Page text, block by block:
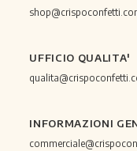
UFFICIO QUALITA'
INFORMAZIONI